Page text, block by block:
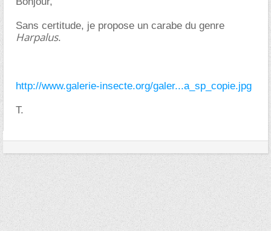
Sans certitude, je propose un carabe du genre
Harpalus.
http://www.galerie-insecte.org/galer...a_sp_copie.jpg
T.